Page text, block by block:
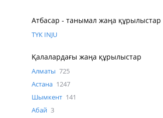
Атбасар - танымал жаңа құрылыстар
ТҮК INJU
Қалалардағы жаңа құрылыстар
Алматы 725
Астана 1247
Шымкент 141
Абай 3